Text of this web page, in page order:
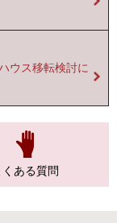
ウス移転検討に
くある質問